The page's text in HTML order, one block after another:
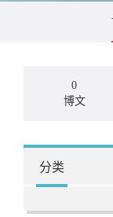
0
博文
分类